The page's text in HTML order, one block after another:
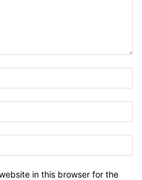
in this browser for the